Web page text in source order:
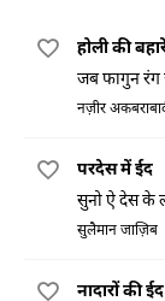
होली की
जब फागुन रंग
नज़ीर
परदेस में ईद
सुनो ऐ देस के
सुलैमान जाज़िब
नादारों की ईद